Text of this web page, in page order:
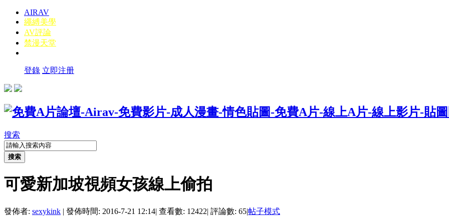
AIRAV
繩縛美學
AV評論
禁漫天堂
登錄 立即注册
搜索
搜索
可愛新加坡視頻女孩線上偷拍
發佈者: sexykink | 發佈時間: 2016-7-21 12:14| 查看數: 12422| 評論數: 65|帖子模式